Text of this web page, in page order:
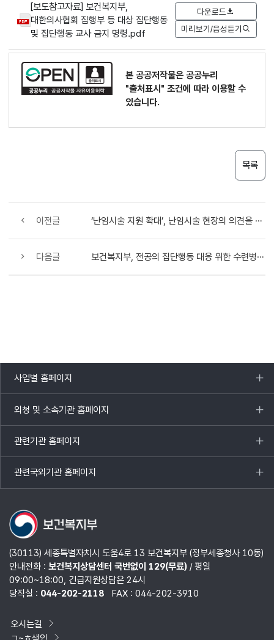
[보도참고자료] 보건복지부,
대한의사협회 집행부 등 대상 집단행동
및 집단행동 교사 금지 명령.pdf
다운로드
미리보기/음성듣기
본 공공저작물은 공공누리
"출처표시" 조건에 따라 이용할 수
있습니다.
목록
이전글 ‘난임시술 지원 확대’, 난임시술 현장의 의견을 듣다
다음글 보건복지부, 전공의 집단행동 대응 위한 수련병원 간담회 개최
사업별 홈페이지
목록
열기
외청 및 소속기관 홈페이지
목록
열기
관련기관 홈페이지
목록
열기
관련국외기관 홈페이지
목록
열기
(30113) 세종특별자치시 도움4로 13 보건복지부 (정부세종청사 10동)
안내전화 : 보건복지상담센터 국번없이 129(무료)/ 평일
09:00~18:00, 긴급지원상담은 24시
당직실 : 044-202-2118 FAX : 044-202-3910
오시는길